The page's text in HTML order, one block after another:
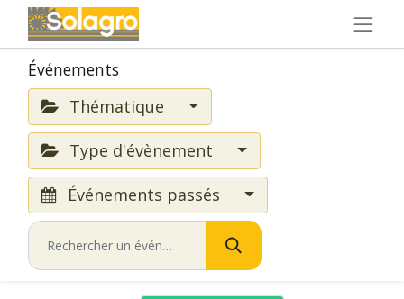
Événements
Thématique
Type d'évènement
Événements passés